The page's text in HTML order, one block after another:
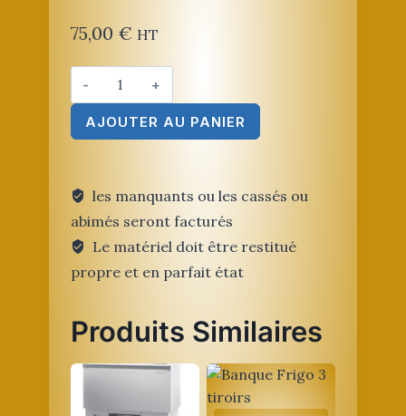
75,00 € HT
quantité
de
Armoire
Frigo
Bib
de
AJOUTER AU PANIER
les manquants ou les cassés ou
abimés seront facturés
Le matériel doit être restitué
propre et en parfait état
Produits Similaires